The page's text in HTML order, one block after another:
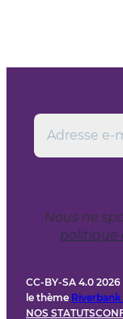
Nous ne
politique
CC-BY-SA 4.0
le thème Riverbank
NOS STATUTS